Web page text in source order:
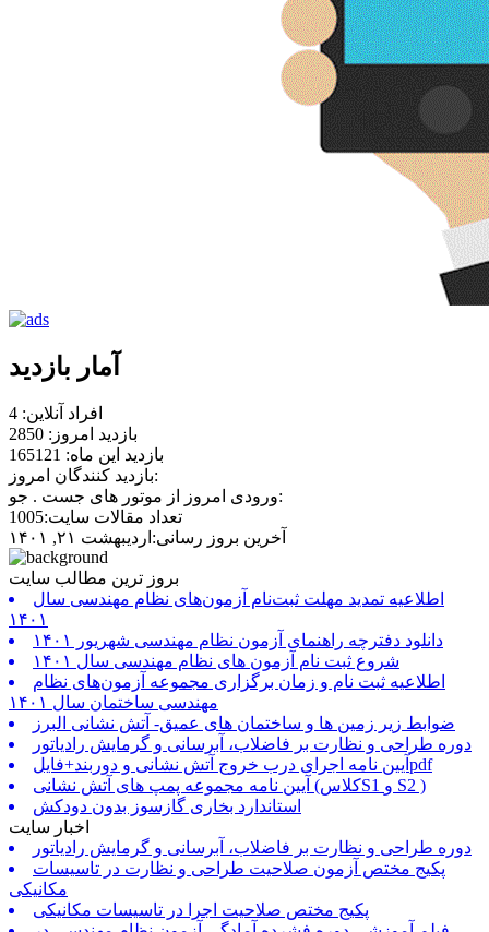
آمار بازدید
افراد آنلاین: 4
بازدید امروز: 2850
بازدید این ماه: 165121
بازدید کنندگان امروز:
ورودی امروز از موتور های جست . جو:
تعداد مقالات سایت:1005
آخرین بروز رسانی:اردیبهشت ۲۱, ۱۴۰۱
بروز ترین مطالب سایت
اطلاعیه تمدید مهلت ثبت‌نام آزمون‌های نظام مهندسی سال
۱۴۰۱
دانلود دفترچه راهنمای آزمون نظام مهندسی شهریور ۱۴۰۱
شروع ثبت نام آزمون های نظام مهندسی سال ۱۴۰۱
اطلاعیه ثبت نام و زمان برگزاری مجموعه آزمون‌های نظام
مهندسی ساختمان سال ۱۴۰۱
ضوابط زیر زمین ها و ساختمان های عمیق- آتش نشانی البرز
دوره طراحی و نظارت بر فاضلاب، آبرسانی و گرمایش رادیاتور
آیین نامه اجرای درب خروج آتش نشانی و دوربند+فایلpdf
آیین نامه مجموعه پمپ های آتش نشانی (کلاسS1 و S2 )
استاندارد بخاری گازسوز بدون دودکش
اخبار سایت
دوره طراحی و نظارت بر فاضلاب، آبرسانی و گرمایش رادیاتور
پکیج مختص آزمون صلاحیت طراحی و نظارت در تاسیسات
مکانیکی
پکیج مختص صلاحیت اجرا در تاسیسات مکانیکی